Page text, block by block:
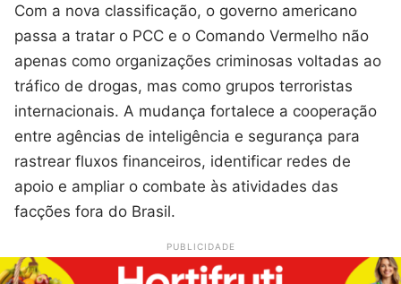
Com a nova classificação, o governo americano
passa a tratar o PCC e o Comando Vermelho não
apenas como organizações criminosas voltadas ao
tráfico de drogas, mas como grupos terroristas
internacionais. A mudança fortalece a cooperação
entre agências de inteligência e segurança para
rastrear fluxos financeiros, identificar redes de
apoio e ampliar o combate às atividades das
facções fora do Brasil.
PUBLICIDADE